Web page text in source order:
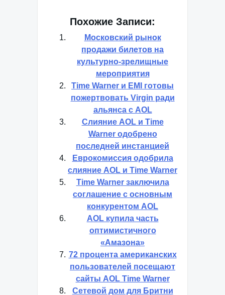
Похожие Записи:
Московский рынок
продажи билетов на
культурно-зрелищные
мероприятия
Time Warner и EMI готовы
пожертвовать Virgin ради
альянса с AOL
Слияние AOL и Time
Warner одобрено
последней инстанцией
Еврокомиссия одобрила
слияние AOL и Time Warner
Time Warner заключила
соглашение с основным
конкурентом AOL
AOL купила часть
оптимистичного
«Амазона»
72 процента американских
пользователей посещают
сайты AOL Time Warner
Сетевой дом для Бритни